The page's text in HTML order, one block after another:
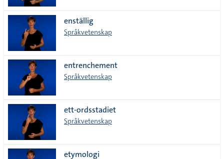
enställig
Språkvetenskap
entrenchement
Språkvetenskap
ett-ordsstadiet
Språkvetenskap
etymologi